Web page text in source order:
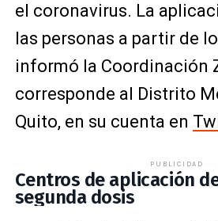
el coronavirus. La
las personas a partir de
informó la Coordinación
corresponde al Distrito
Quito, en su cuenta en
PUBLICIDAD
Centros de aplicación
segunda dosis